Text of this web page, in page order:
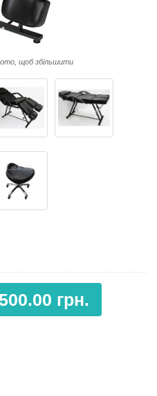
щоб збільшити
грн.